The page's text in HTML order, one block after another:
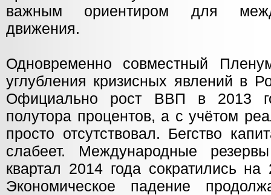
важным ориентиром для
движения.
Одновременно совместный
углубления кризисных явлений в
Официально рост ВВП в 2013
полутора процентов, а с учётом
просто отсутствовал. Бегство
слабеет. Международные
квартал 2014 года сократились
Экономическое падение